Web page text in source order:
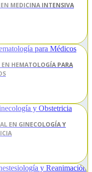
MEDICINA INTENSIVA
HEMATOLOGÍA PARA
EN GINECOLOGÍA Y